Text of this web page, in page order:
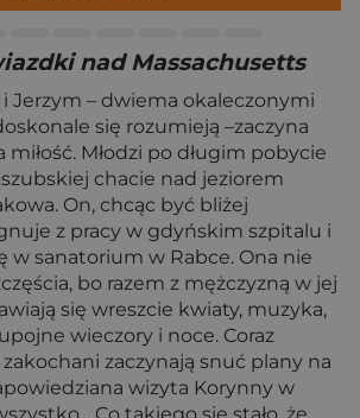
nad Massachusetts
Jerzym – dwiema okaleczonymi
się rozumieją –zaczyna
Młodzi po długim pobycie
chacie nad jeziorem
On, chcąc być bliżej
z pracy w gdyńskim szpitalu i
w sanatorium w Rabce. Ona nie
bo razem z mężczyzną w jej
się wreszcie kwiaty, muzyka,
wieczory i noce. Coraz
zaczynają snuć plany na
wizyta Korynny w